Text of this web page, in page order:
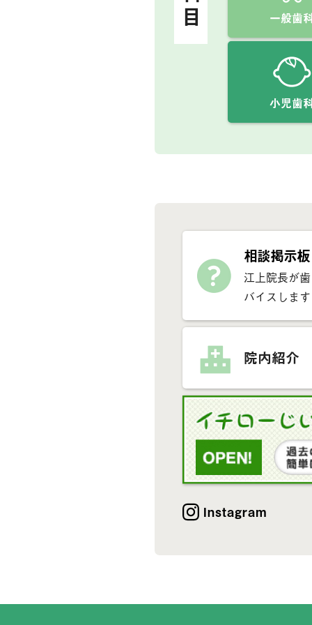
一般歯
小児歯
相談掲示板
江上院長が
バイスします
院内紹介
Instagram